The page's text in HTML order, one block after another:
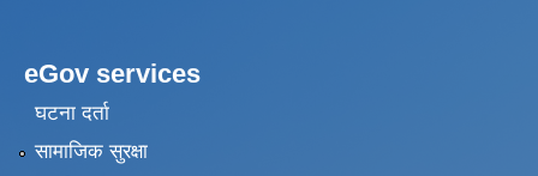
eGov services
घटना दर्ता
सामाजिक सुरक्षा